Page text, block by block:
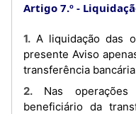
Artigo 7.º
1. A liquidação das operações cambiais objecto do
presente Aviso
transferência
2. Nas operações de residentes cambiais, o
beneficiário da